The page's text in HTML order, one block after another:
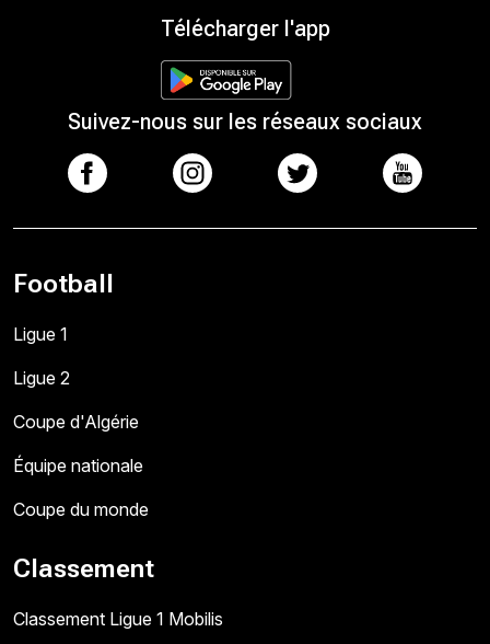
Télécharger l'app
Suivez-nous sur les réseaux sociaux
Football
Ligue 1
Ligue 2
Coupe d'Algérie
Équipe nationale
Coupe du monde
Classement
Classement Ligue 1 Mobilis